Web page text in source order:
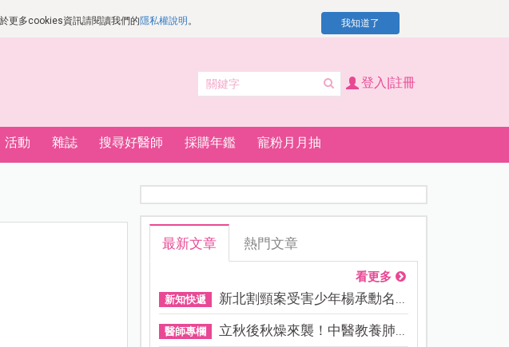
更多cookies資訊請閱讀我們的隱私權說明 。 我知道了
登入|註冊
活動 雜誌 搜尋好醫師 採購年鑑 寵粉月月抽
最新文章 熱門文章
看更多
新知快遞 新北割頸案受害少年楊承勳名...
醫師專欄 立秋後秋燥來襲！中醫教養肺...